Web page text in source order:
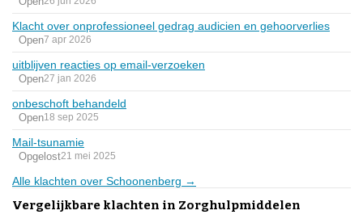
Klacht over onprofessioneel gedrag audicien en gehoorverlies
Open7 apr 2026
uitblijven reacties op email-verzoeken
Open27 jan 2026
onbeschoft behandeld
Open18 sep 2025
Mail-tsunamie
Opgelost21 mei 2025
Alle klachten over Schoonenberg →
Vergelijkbare klachten in Zorghulpmiddelen